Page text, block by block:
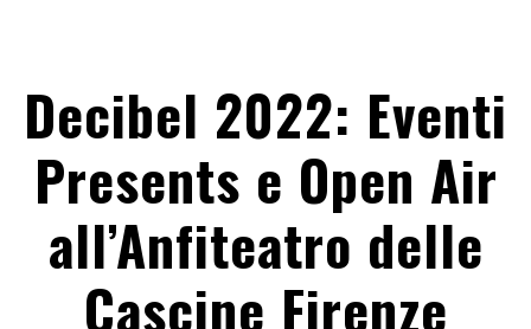
Decibel 2022: Eventi
Presents e Open Air
all’Anfiteatro delle
Cascine Firenze